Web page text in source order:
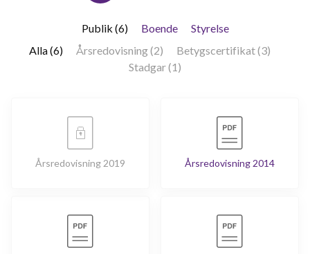
Publik (6) Boende
Styrelse
Alla (6)
Årsredovisning (2)
Betygscertifikat (3)
Stadgar (1)
Årsredovisning 2019 Årsredovisning 2014